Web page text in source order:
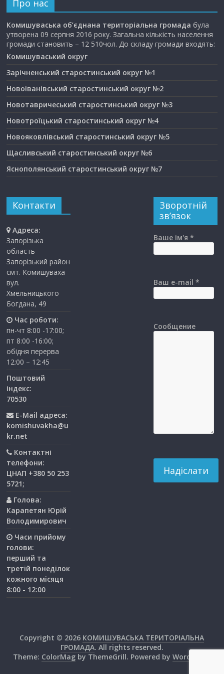
Про нас
Комишуваська об’єднана територіальна громада була
утворена 09 серпня 2016 року. Загальна кількість населення
громади становить – 12 510чол. До складу громади входять:
Комишуваський округ
Зарічненський старостинський округ №1
Новоіванівський старостинський округ №2
Новотавричеський старостинський округ №3
Новотроїцький старостинський округ №4
Новояковлівський старостинський округ №5
Щасливський старостинський округ №6
Яснополянський старостинський округ №7
Контакти
Адреса:
Запорізька
область
Запорізький район
смт. Комишуваха
вул.
Хмельницького
Богдана, 49
Час роботи:
пн-чт 8:00 -17:00;
пт 8:00 -16:00;
обідня перерва
12:00 – 12:45
Поштовий
індекс:
70530
E-Mail адреса:
komishuvakha@u
kr.net
Контактні
телефони:
ЦНАП +380 50 253
5721;
Голова:
Карапетян Юрій
Володимирович
Часи прийому
голови:
перший та
третiй понедiлок
кожного мiсяця
8:00 - 12:00
Зворотній
зв’язок
Ваше ім'я *
Ваш e-mail *
Сообщение
Copyright © 2026 КОМИШУВАСЬКА ТЕРИТОРІАЛЬНА
ГРОМАДА. All rights reserved.
Theme: ColorMagby ThemeGrill. Powered by WordPress